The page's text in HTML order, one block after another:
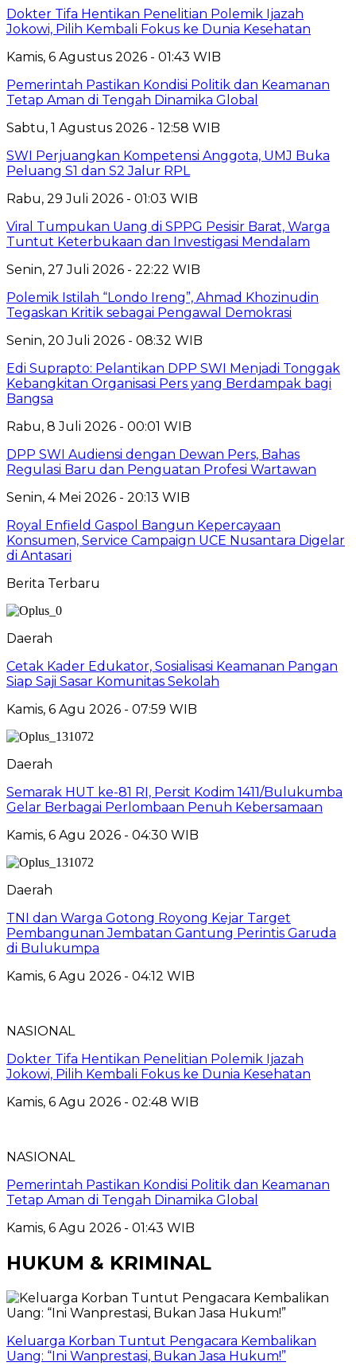
Dokter Tifa Hentikan Penelitian Polemik Ijazah
Jokowi, Pilih Kembali Fokus ke Dunia Kesehatan
Kamis, 6 Agustus 2026 - 01:43 WIB
Pemerintah Pastikan Kondisi Politik dan Keamanan
Tetap Aman di Tengah Dinamika Global
Sabtu, 1 Agustus 2026 - 12:58 WIB
SWI Perjuangkan Kompetensi Anggota, UMJ Buka
Peluang S1 dan S2 Jalur RPL
Rabu, 29 Juli 2026 - 01:03 WIB
Viral Tumpukan Uang di SPPG Pesisir Barat, Warga
Tuntut Keterbukaan dan Investigasi Mendalam
Senin, 27 Juli 2026 - 22:22 WIB
Polemik Istilah “Londo Ireng”, Ahmad Khozinudin
Tegaskan Kritik sebagai Pengawal Demokrasi
Senin, 20 Juli 2026 - 08:32 WIB
Edi Suprapto: Pelantikan DPP SWI Menjadi Tonggak
Kebangkitan Organisasi Pers yang Berdampak bagi
Bangsa
Rabu, 8 Juli 2026 - 00:01 WIB
DPP SWI Audiensi dengan Dewan Pers, Bahas
Regulasi Baru dan Penguatan Profesi Wartawan
Senin, 4 Mei 2026 - 20:13 WIB
Royal Enfield Gaspol Bangun Kepercayaan
Konsumen, Service Campaign UCE Nusantara Digelar
di Antasari
Berita Terbaru
Daerah
Cetak Kader Edukator, Sosialisasi Keamanan Pangan
Siap Saji Sasar Komunitas Sekolah
Kamis, 6 Agu 2026 - 07:59 WIB
Daerah
Semarak HUT ke-81 RI, Persit Kodim 1411/Bulukumba
Gelar Berbagai Perlombaan Penuh Kebersamaan
Kamis, 6 Agu 2026 - 04:30 WIB
Daerah
TNI dan Warga Gotong Royong Kejar Target
Pembangunan Jembatan Gantung Perintis Garuda
di Bulukumpa
Kamis, 6 Agu 2026 - 04:12 WIB
NASIONAL
Dokter Tifa Hentikan Penelitian Polemik Ijazah
Jokowi, Pilih Kembali Fokus ke Dunia Kesehatan
Kamis, 6 Agu 2026 - 02:48 WIB
NASIONAL
Pemerintah Pastikan Kondisi Politik dan Keamanan
Tetap Aman di Tengah Dinamika Global
Kamis, 6 Agu 2026 - 01:43 WIB
HUKUM & KRIMINAL
Keluarga Korban Tuntut Pengacara Kembalikan
Uang: “Ini Wanprestasi, Bukan Jasa Hukum!”